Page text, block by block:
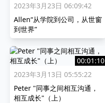
2023年3月23日 06:09:42
Allen“从学院到公司，从世窗
到世界”
00:01:10
2023年3月13日 05:55:22
Peter "同事之间相互沟通，
相互成长"（上）